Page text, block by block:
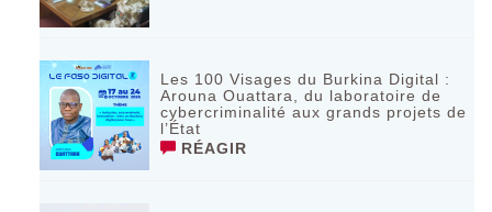
Les 100 Visages du Burkina Digital :
Arouna Ouattara, du laboratoire de
cybercriminalité aux grands projets de
l’État
RÉAGIR